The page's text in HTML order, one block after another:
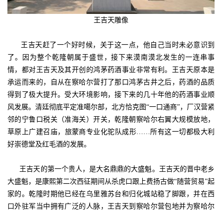
王吉天雕像
王吉天赶了一个好时候，关于这一点，他自己当时未必意识到
了。因为整个乾隆朝属于盛世，接下来漠南漠北发生的一连串事
情，都对王吉天及其开创的鸿茅药酒事业非常有利。王吉天原本是
承运而来的，自从在察哈尔营打了那口鸿茅古井之后，药酒的品质
得到了极大提升。受大环境影响，接下来的几十年他的药酒事业顺
风发展。清廷彻底平定准噶尔部，北方恰克图“一口通商”，厂汉营紧
邻的宁鲁口税关（准海关）开关，乾隆朝察哈尔右翼大规模放地，
草原上广建召庙，旅蒙商专业化驼队成形……所有这一切都极大利
好崇德堂及红毛酒的发展。
王吉天的第一个贵人，是大名鼎鼎的大盛魁。王吉天的晋中老乡
大盛魁，是康熙第二次西征期间从杀虎口跟上费扬古做“随营贸易”起
家的。乾隆时期他已经在乌里雅苏台和归化城站稳了脚跟，并在西
口外驻军当中拥有广泛的人脉，王吉天到察哈尔营包地并为察哈尔